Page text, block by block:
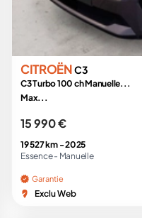
CITROËNC3
C3 Turbo 100 ch Manuelle...
Max...
15 990 €
19 527 km -2025
Essence - Manuelle
Garantie
Exclu Web